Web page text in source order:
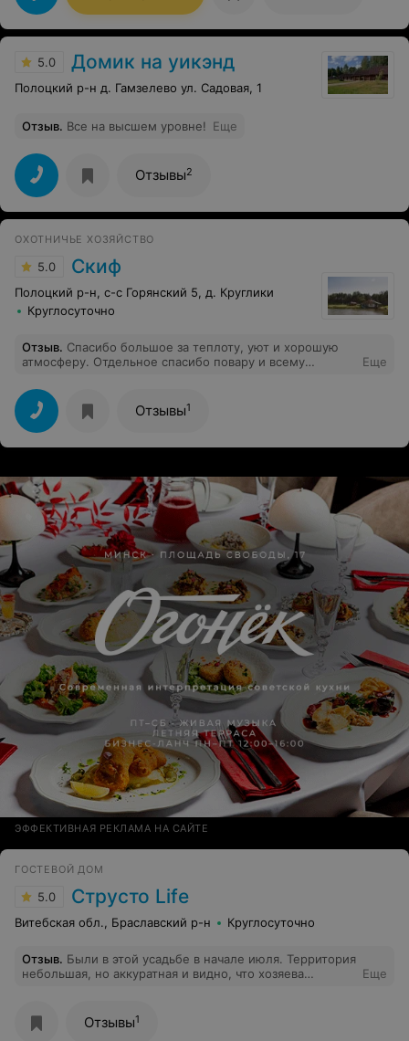
5.0 Домик на уикэнд
Полоцкий р-н д. Гамзелево ул. Садовая, 1
Отзыв. Все на высшем уровне! Еще
Отзывы2
ОХОТНИЧЬЕ ХОЗЯЙСТВО
5.0 Скиф
Полоцкий р-н, с-с Горянский 5, д. Круглики
Круглосуточно
Отзыв. Спасибо большое за теплоту, уют и хорошую
атмосферу. Отдельное спасибо повару и всему
удался, обязательно приедем ещё)))
Еще
Отзывы1
ЭФФЕКТИВНАЯ РЕКЛАМА НА САЙТЕ
ГОСТЕВОЙ ДОМ
5.0 Струсто Life
Витебская обл., Браславский р-н Круглосуточно
Отзыв. Были в этой усадьбе в начале июля. Территория
небольшая, но аккуратная и видно, что хозяева
пользовались. Сам дом светлый, похоже ремонт был
недавно. Комнаты и санузлы чистые и аккуратные .
Еще
Отзывы1